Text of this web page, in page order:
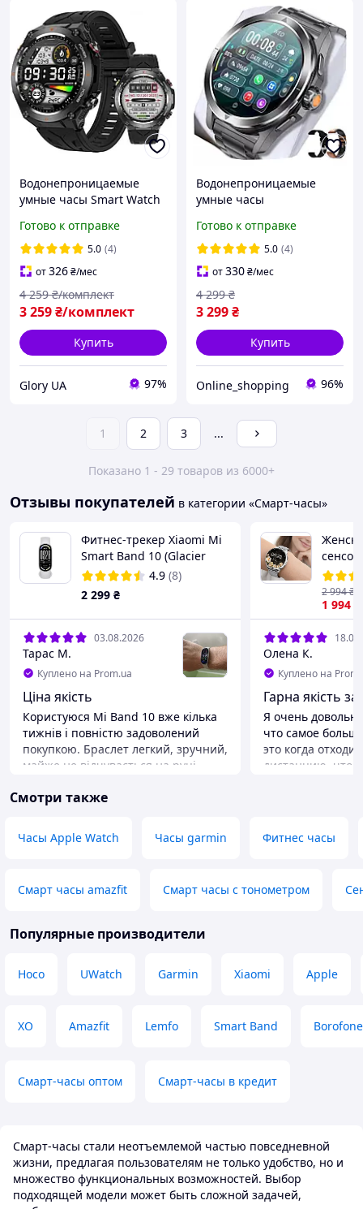
Смарт-часы стали неотъемлемой частью повседневной
жизни, предлагая пользователям не только удобство, но и
множество функциональных возможностей. Выбор
подходящей модели может быть сложной задачей,
Водонепроницаемые
умные часы Smart Watch
тонометром мужские
смарт мерять давление с
барометром
Готово к отправке
5.0 (4)
от326₴/мес
3 259₴/комплект
4 259 ₴/комплект
Купить
Glory UA 97%
Водонепроницаемые
умные часы
мужские смарт можно
звонить мерять
температуру давление
Готово к отправке
5.0 (4)
от330₴/мес
3 299₴
4 299 ₴
Купить
Online_shopping 96%
1 2 3 ...
Показано 1 - 29 товаров из 6000+
Отзывы покупателей в категории «Смарт-часы»
Фитнес-трекер Xiaomi Mi
Smart Band 10 (Glacier
Silver)
4.9 (8)
2 299 ₴
03.08.2026
Тарас М.
Куплено на Prom.ua
Ціна якість
Користуюся Mi Band 10 вже кілька
тижнів і повністю задоволений
покупкою. Браслет легкий, зручний,
майже не відчувається на руці
добре читається на сонці, а заряд
Особливо подобається точний
підрахунок кроків, контроль пульсу
відстежувати активність і мотивує
отримувати сповіщення про
дзвінки та повідомлення прямо на
чудовий фітнес-браслет із великою
за своїм здоров’ям та активністю
Все що в ньому є то кожної деталі
,Смарт
часы
1 994
2 994₴
Олена К.
Куплено на
Гарна якість за
Я очень
что самое
это когда
дистанцию, что
10 😉
понравилось это
хочешь
или держишь в
Недостатки
Смотри также
Часы Apple Watch Часы garmin Фитнес часы
Смарт часы amazfit Смарт часы с тонометром
Популярные производители
Hoco UWatch Garmin Xiaomi Apple
XO Amazfit Lemfo Smart Band Borofone
Смарт-часы оптом Смарт-часы в кредит